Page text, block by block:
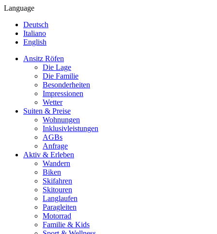
Language
Deutsch
Italiano
English
Ansitz Röfen
Die Lage
Die Familie
Besonderheiten
Impressionen
Wetter
Suiten & Preise
Wohnungen
Inklusivleistungen
AGBs
Anfrage
Aktiv & Erleben
Wandern
Biken
Skifahren
Skitouren
Langlaufen
Paragleiten
Motorrad
Familie & Kids